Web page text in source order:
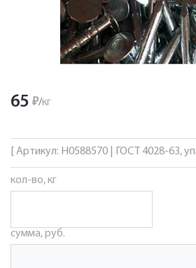
65 ₽/кг
[ Артикул: Н0588570 | ГОСТ 4028-63,
кол-во, кг
сумма, руб.